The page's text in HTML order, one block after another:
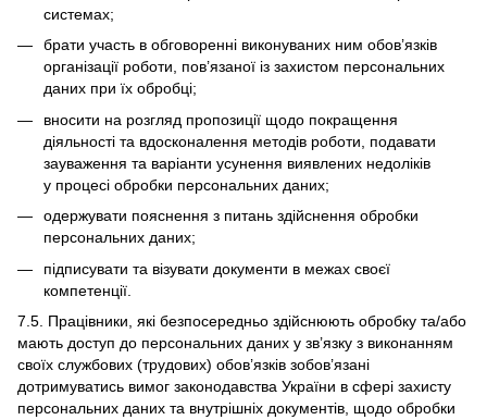
системах;
брати участь в обговоренні виконуваних ним обов’язків
організації роботи, пов’язаної із захистом персональних
даних при їх обробці;
вносити на розгляд пропозиції щодо покращення
діяльності та вдосконалення методів роботи, подавати
зауваження та варіанти усунення виявлених недоліків
у процесі обробки персональних даних;
одержувати пояснення з питань здійснення обробки
персональних даних;
підписувати та візувати документи в межах своєї
компетенції.
7.5. Працівники, які безпосередньо здійснюють обробку та/або
мають доступ до персональних даних у зв’язку з виконанням
своїх службових (трудових) обов’язків зобов’язані
дотримуватись вимог законодавства України в сфері захисту
персональних даних та внутрішніх документів, щодо обробки